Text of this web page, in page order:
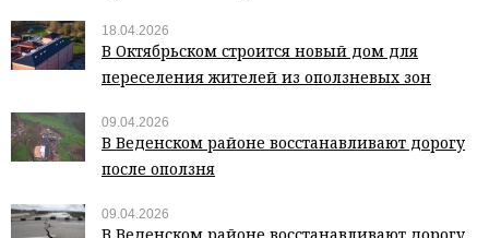
18.04.2026
В Октябрьском строится новый дом для
переселения жителей из оползневых зон
09.04.2026
В Веденском районе восстанавливают дорогу
после оползня
09.04.2026